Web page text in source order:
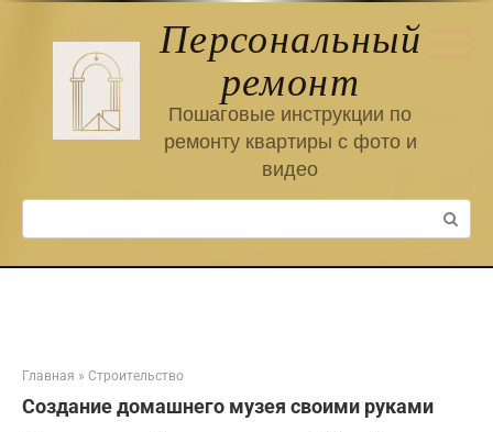
Персональный
ремонт
Пошаговые инструкции по
ремонту квартиры с фото и
видео
Поиск:
Главная » Строительство
Создание домашнего музея своими руками